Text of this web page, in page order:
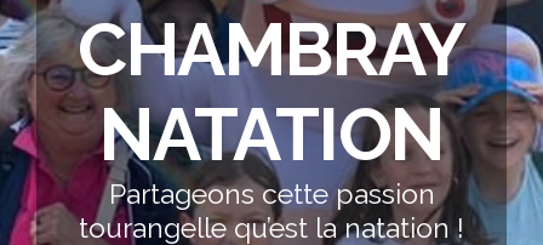
CHAMBRAY
NATATION
Partageons cette passion
tourangelle qu’est la natation !